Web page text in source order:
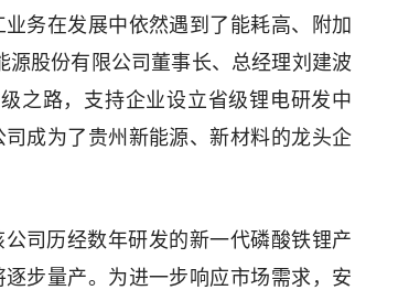
务在发展中依然遇到了能耗高、附加
股份有限公司董事长、总经理刘建波
之路，支持企业设立省级锂电研发中
成为了贵州新能源、新材料的龙头企
司历经数年研发的新一代磷酸铁锂产
步量产。为进一步响应市场需求，安